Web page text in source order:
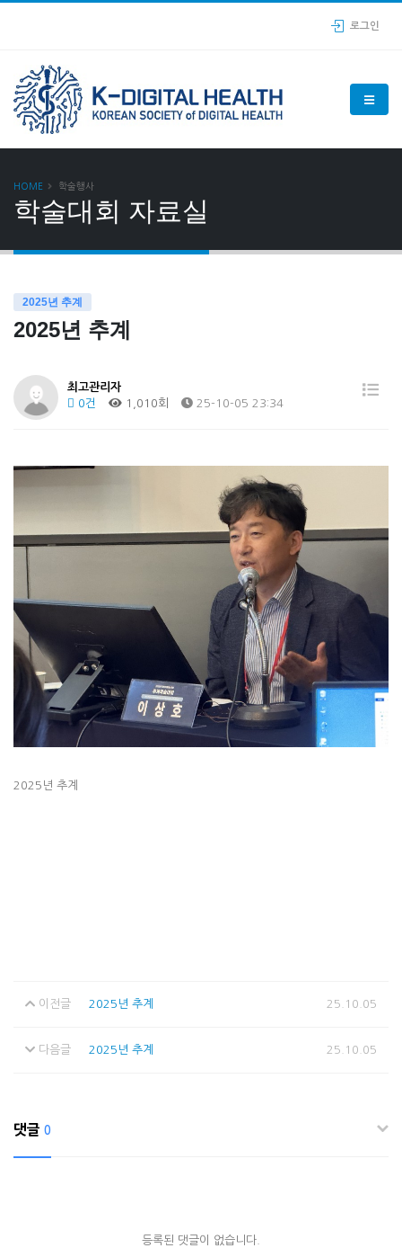
로그인
HOME 학술행사
학술대회 자료실
2025년 추계
2025년 추계
최고관리자
0건
1,010회 25-10-05 23:34
2025년 추계
이전글 2025년 추계 25.10.05
다음글 2025년 추계 25.10.05
댓글 0
등록된 댓글이 없습니다.